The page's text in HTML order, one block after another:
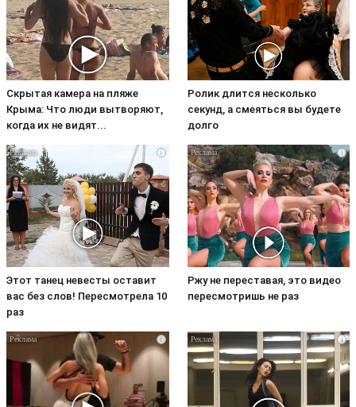
Скрытая камера на пляже
Крыма: Что люди вытворяют,
когда их не видят...
Ролик длится несколько
секунд, а смеяться вы будете
долго
i
Этот танец невесты оставит
вас без слов! Пересмотрела 10
раз
i
Ржу не переставая, это видео
пересмотришь не раз
i i